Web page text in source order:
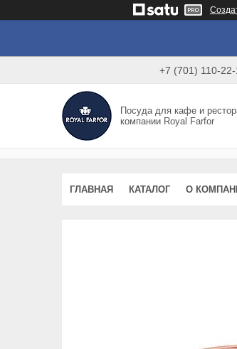
+7 (701) 110-22-
Посуда для кафе и
компании Royal Farfor
ГЛАВНАЯ КАТАЛОГ О